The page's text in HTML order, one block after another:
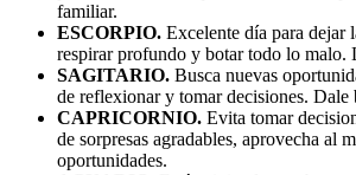
familiar.
ESCORPIO. Excelente día para dejar
respirar profundo y botar todo lo malo.
SAGITARIO. Busca nuevas
de reflexionar y tomar decisiones. Dale
CAPRICORNIO. Evita tomar
de sorpresas agradables, aprovecha al
oportunidades.